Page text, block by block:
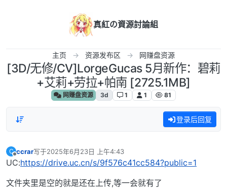
真紅の資源討論組
主页 资源发布区 网赚盘资源
[3D/无修/CV]LorgeGucas 5月新作：碧莉
+艾莉+劳拉+帕南 [2725.1MB]
网赚盘资源 3d 1 1 81
登录后回复
C
离线
ccrar写于2025年6月23日 上午4:43
最后由 编辑
UC:https://drive.uc.cn/s/9f576c41cc584?public=1
文件夹里是空的就是还在上传,等一会就有了